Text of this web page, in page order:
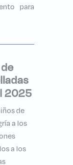
para
2025
de
a los
a los